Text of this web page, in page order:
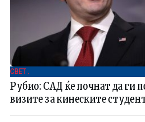
СВЕТ .
Рубио: САД ќе почнат да ги
визите за кинеските